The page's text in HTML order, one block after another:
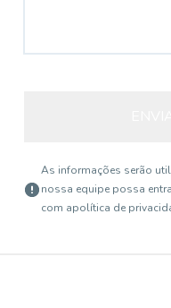
As informações serão
nossa equipe possa
com apolítica de